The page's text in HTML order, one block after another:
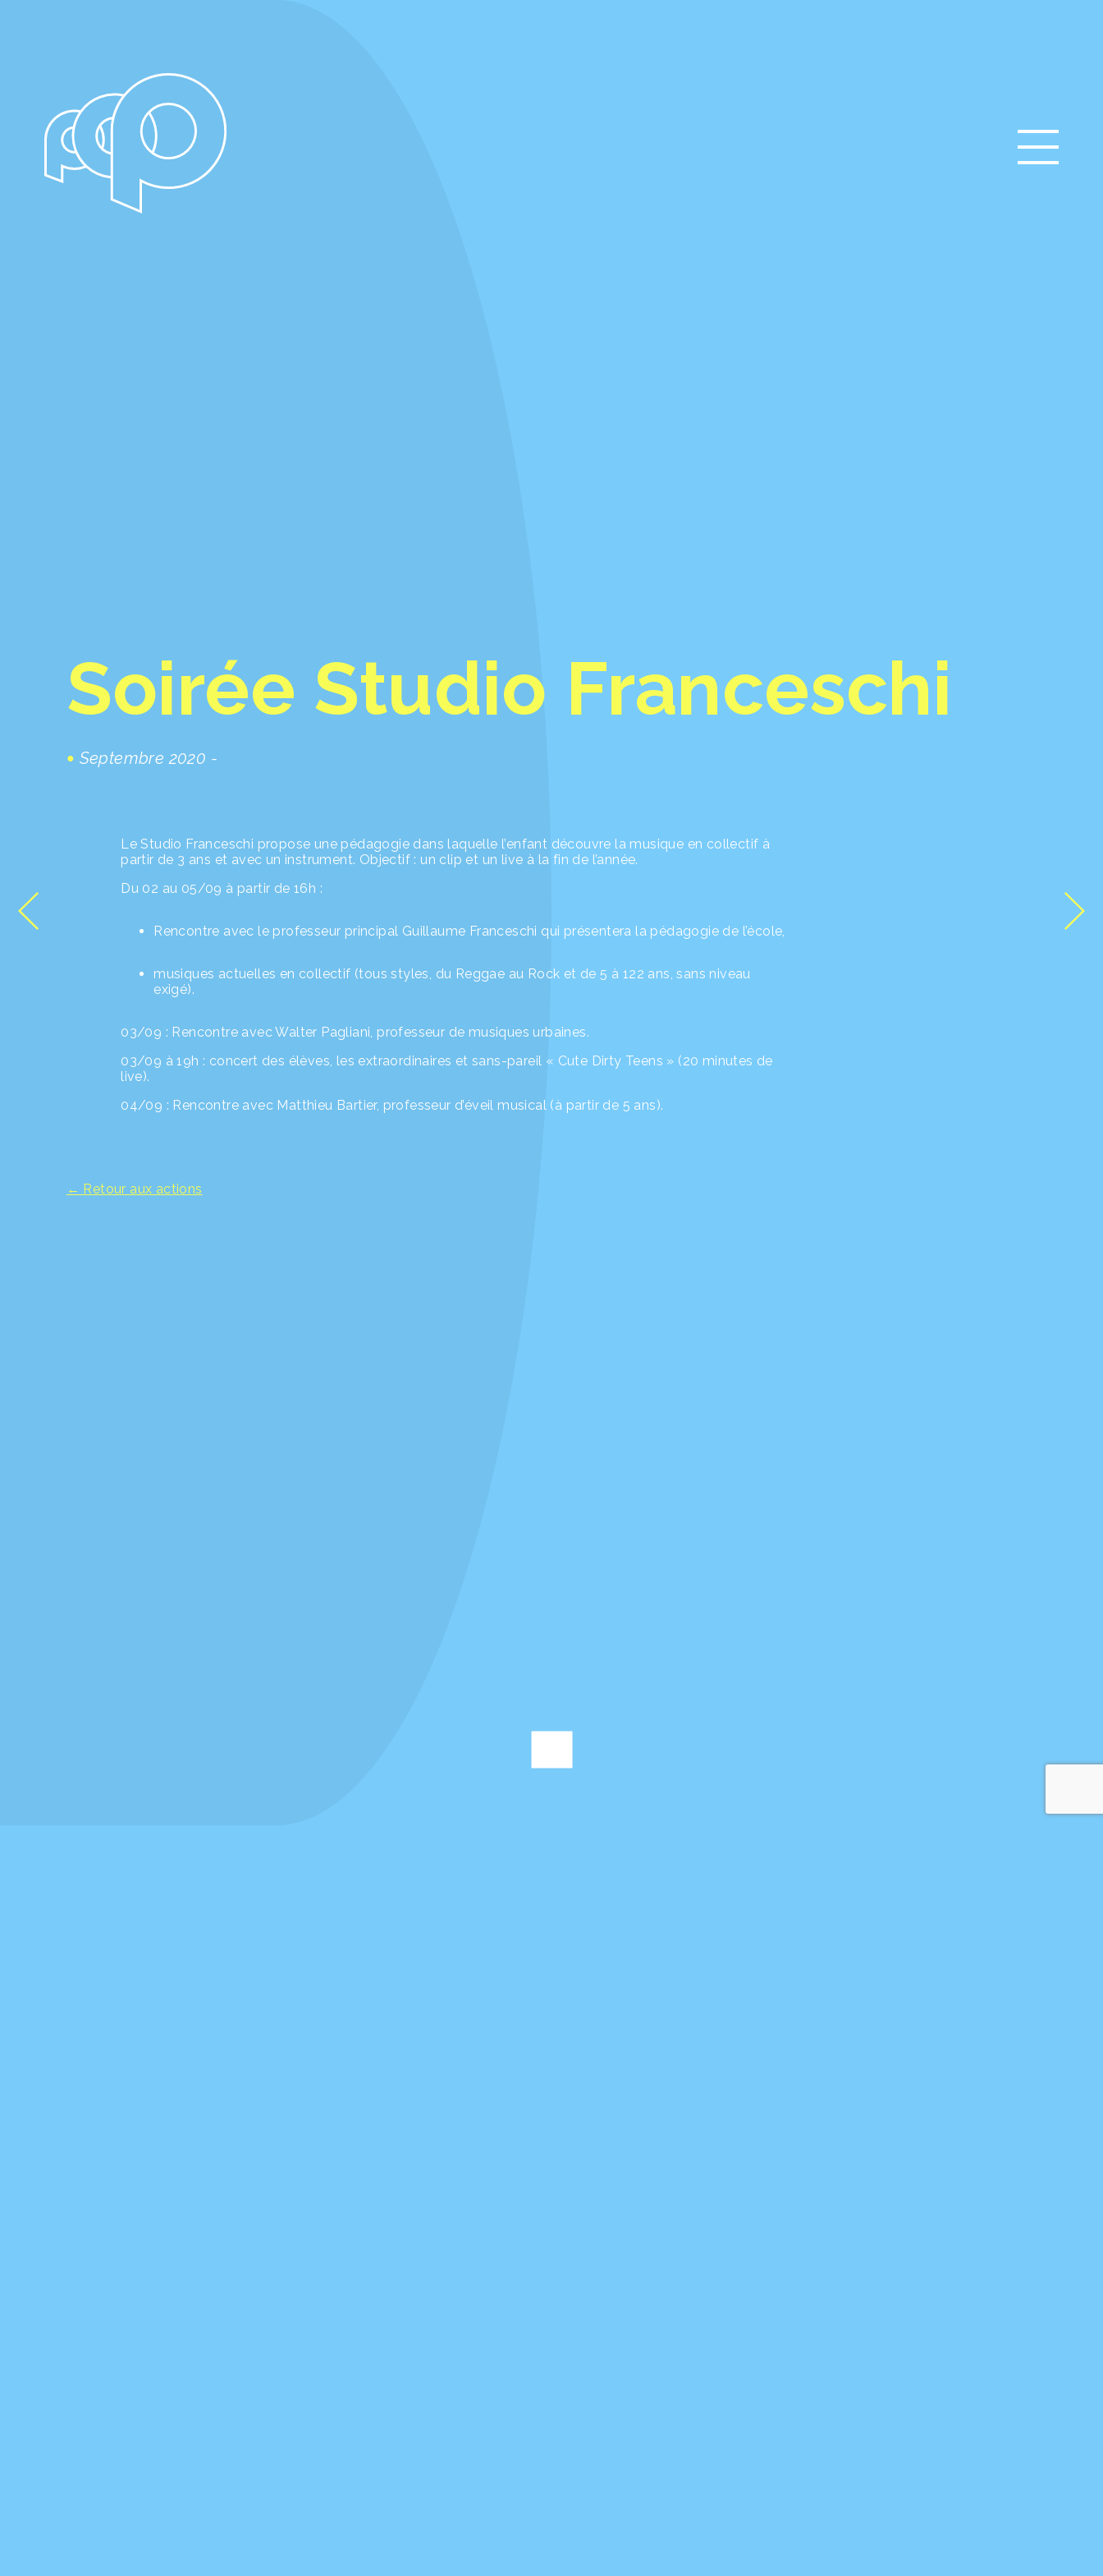
Soirée Studio Franceschi
Septembre 2020 -
Le Studio Franceschi propose une pédagogie dans laquelle l’enfant découvre la musique en collectif à
partir de 3 ans et avec un instrument. Objectif : un clip et un live à la fin de l’année.
Du 02 au 05/09 à partir de 16h :
Rencontre avec le professeur principal Guillaume Franceschi qui présentera la pédagogie de l’école,
musiques actuelles en collectif (tous styles, du Reggae au Rock et de 5 à 122 ans, sans niveau
exigé).
03/09 : Rencontre avec Walter Pagliani, professeur de musiques urbaines.
03/09 à 19h : concert des élèves, les extraordinaires et sans-pareil « Cute Dirty Teens » (20 minutes de
live).
04/09 : Rencontre avec Matthieu Bartier, professeur d’éveil musical (à partir de 5 ans).
← Retour aux actions